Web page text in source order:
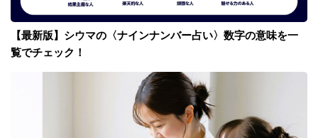
【最新版】シウマの〈ナインナンバー占い〉数字の意味を一
覧でチェック！